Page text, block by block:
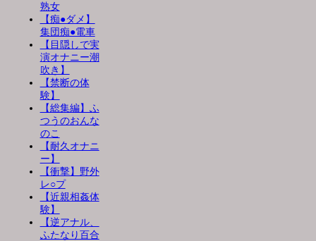
熟女
【痴●ダメ】
集団痴●電車
【目隠しで実
演オナニー潮
吹き】
【禁断の体
験】
【総集編】ふ
つうのおんな
のこ
【耐久オナニ
ー】
【衝撃】野外
レ○プ
【近親相姦体
験】
【逆アナル、
ふたなり百合